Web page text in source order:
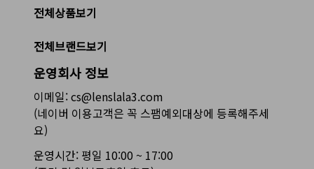
전체상품보기
전체브랜드보기
운영회사 정보
이메일: cs@lenslala3.com
(네이버 이용고객은 꼭 스팸예외대상에 등록해주세
요)
운영시간: 평일 10:00 ~ 17:00